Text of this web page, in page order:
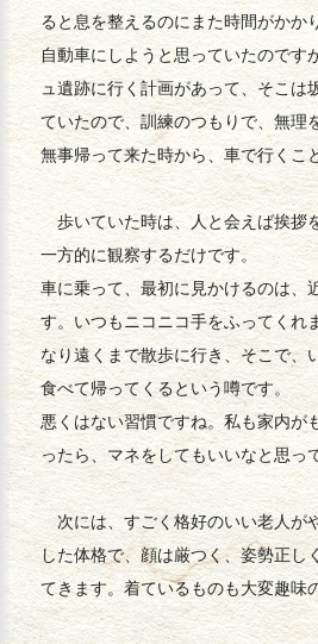
ると息を整えるのにまた時間がかか
自動車にしようと思っていたのです
ュ遺跡に行く計画があって、そこは
ていたので、訓練のつもりで、無理
無事帰って来た時から、車で行くこ
歩いていた時は、人と会えば挨拶
一方的に観察するだけです。
車に乗って、最初に見かけるのは、
す。いつもニコニコ手をふってくれ
なり遠くまで散歩に行き、そこで、
食べて帰ってくるという噂です。
悪くはない習慣ですね。私も家内が
ったら、マネをしてもいいなと思っ
次には、すごく格好のいい老人が
した体格で、顔は厳つく、姿勢正し
てきます。着ているものも大変趣味